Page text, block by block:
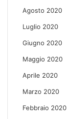
Agosto 2020
Luglio 2020
Giugno 2020
Maggio 2020
Aprile 2020
Marzo 2020
Febbraio 2020